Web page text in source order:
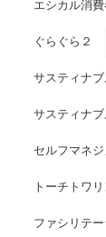
エシカル消
ぐらぐら２
サスティナ
サスティナ
セルフマネ
トーチトワ
ファシリテ